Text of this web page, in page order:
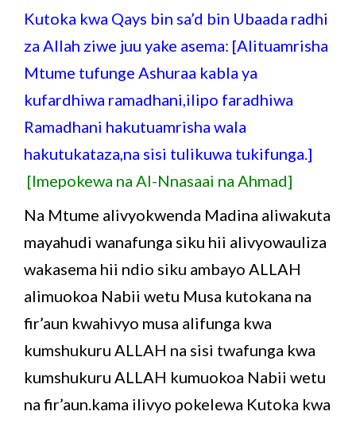
Kutoka kwa Qays bin sa’d bin Ubaada radhi
za Allah ziwe juu yake asema: [Alituamrisha
Mtume tufunge Ashuraa kabla ya
kufardhiwa ramadhani,ilipo faradhiwa
Ramadhani hakutuamrisha wala
hakutukataza,na sisi tulikuwa tukifunga.]
[Imepokewa na Al-Nnasaai na Ahmad]
Na Mtume alivyokwenda Madina aliwakuta
mayahudi wanafunga siku hii alivyowauliza
wakasema hii ndio siku ambayo ALLAH
alimuokoa Nabii wetu Musa kutokana na
fir’aun kwahivyo musa alifunga kwa
kumshukuru ALLAH na sisi twafunga kwa
kumshukuru ALLAH kumuokoa Nabii wetu
na fir’aun.kama ilivyo pokelewa Kutoka kwa